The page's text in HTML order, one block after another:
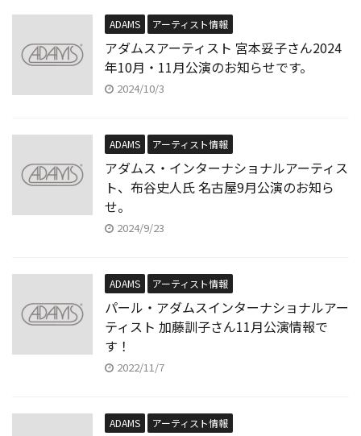
ADAMS アーティスト情報
アダムスアーティスト 宮本妥子さん2024
年10月・11月公演のお知らせです。
2024/10/3
ADAMS アーティスト情報
アダムス・インターナショナルアーティス
ト、布谷史人氏 名古屋9月公演のお知ら
せ。
2024/9/23
ADAMS アーティスト情報
パール・アダムスインターナショナルアー
ティスト 加藤訓子さん11月公演情報で
す！
2022/11/7
ADAMS アーティスト情報